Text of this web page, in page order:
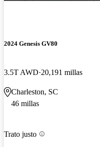
2024 Genesis GV80
3.5T AWD 20,191 millas
Charleston, SC
46 millas
Trato justo